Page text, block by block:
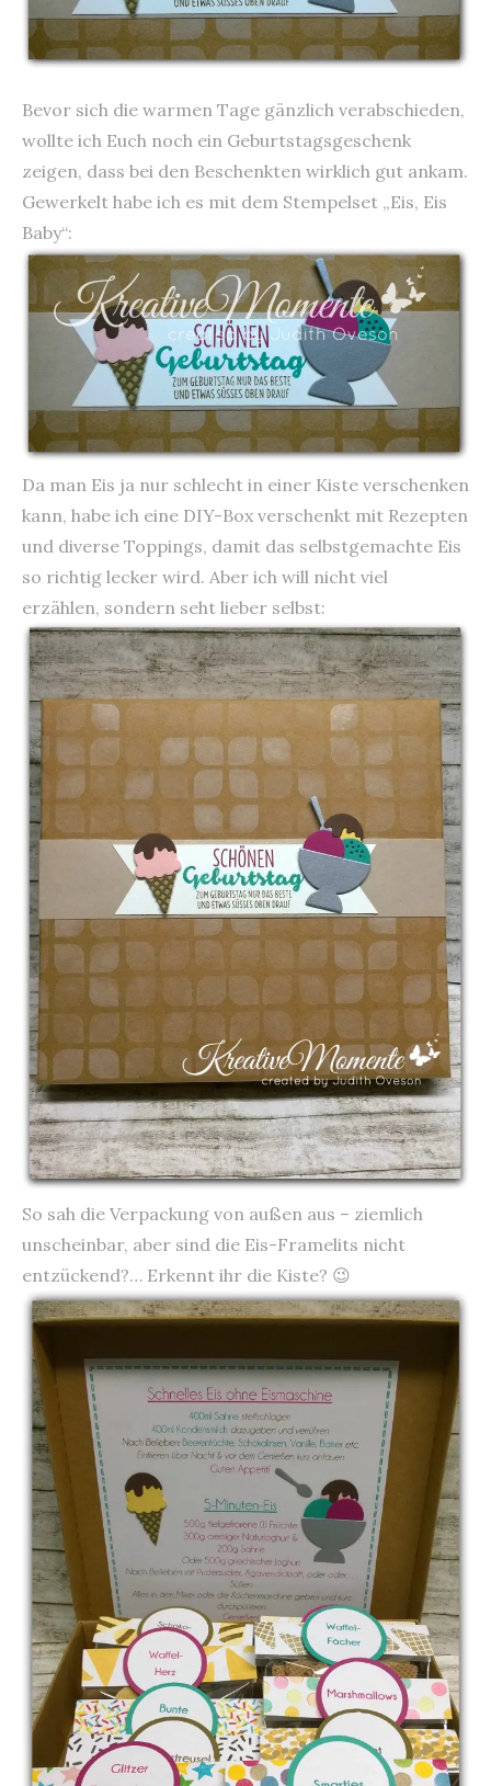
Bevor sich die warmen Tage gänzlich verabschieden,
wollte ich Euch noch ein Geburtstagsgeschenk
zeigen, dass bei den Beschenkten wirklich gut ankam.
Gewerkelt habe ich es mit dem Stempelset „Eis, Eis
Baby“:
Da man Eis ja nur schlecht in einer Kiste verschenken
kann, habe ich eine DIY-Box verschenkt mit Rezepten
und diverse Toppings, damit das selbstgemachte Eis
so richtig lecker wird. Aber ich will nicht viel
erzählen, sondern seht lieber selbst:
So sah die Verpackung von außen aus – ziemlich
unscheinbar, aber sind die Eis-Framelits nicht
entzückend?… Erkennt ihr die Kiste? 😉